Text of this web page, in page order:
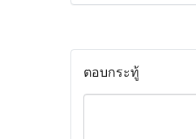
ตอบกระทู้